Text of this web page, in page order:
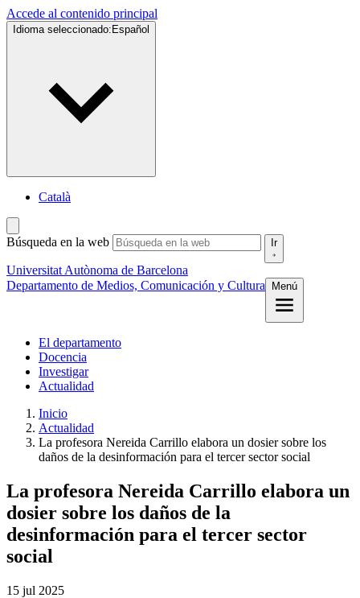
Accede al contenido principal
Idioma seleccionado: Español
Català
Búsqueda en la web Ir
Universitat Autònoma de Barcelona
Departamento de Medios, Comunicación y Cultura
Menú
El departamento
Docencia
Investigar
Actualidad
Inicio
Actualidad
La profesora Nereida Carrillo elabora un dosier sobre los
daños de la desinformación para el tercer sector social
La profesora Nereida Carrillo elabora un
dosier sobre los daños de la
desinformación para el tercer sector
social
15 jul 2025